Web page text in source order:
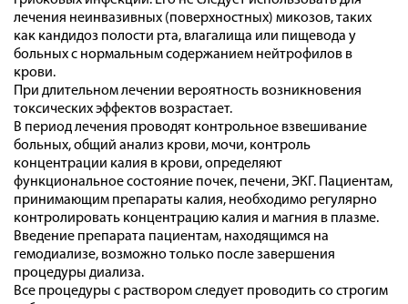
лечения неинвазивных (поверхностных) микозов, таких
как кандидоз полости рта, влагалища или пищевода у
больных с нормальным содержанием нейтрофилов в
крови.
При длительном лечении вероятность возникновения
токсических эффектов возрастает.
В период лечения проводят контрольное взвешивание
больных, общий анализ крови, мочи, контроль
концентрации калия в крови, определяют
функциональное состояние почек, печени, ЭКГ. Пациентам,
принимающим препараты калия, необходимо регулярно
контролировать концентрацию калия и магния в плазме.
Введение препарата пациентам, находящимся на
гемодиализе, возможно только после завершения
процедуры диализа.
Все процедуры с раствором следует проводить со строгим